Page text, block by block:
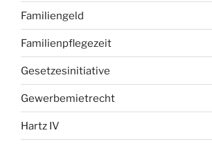
Familiengeld
Familienpflegezeit
Gesetzesinitiative
Gewerbemietrecht
Hartz IV